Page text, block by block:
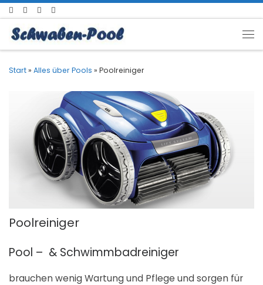
Zum Inhalt springen
Start» Alles über Pools » Poolreiniger
Poolreiniger
Pool – & Schwimmbadreiniger
brauchen wenig Wartung und Pflege und sorgen für